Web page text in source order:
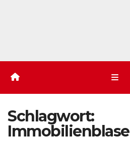
Schlagwort:
Immobilienblase